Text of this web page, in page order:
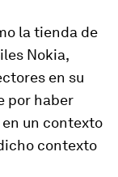
la tienda de
Nokia,
en su
por haber
un contexto
contexto